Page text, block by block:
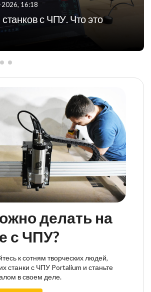
16:18
с ЧПУ. Что это
делать на
с ЧПУ?
к сотням творческих людей,
станки с ЧПУ Portalium и станьте
в своем деле.